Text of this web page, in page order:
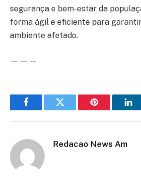
segurança e bem-estar da
forma ágil e eficiente para
ambiente afetado.
— — —
FacebookTwitter Pinterest
Redacao News Am